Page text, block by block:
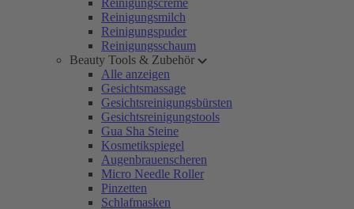
Reinigungscreme
Reinigungsmilch
Reinigungspuder
Reinigungsschaum
Beauty Tools & Zubehör
Alle anzeigen
Gesichtsmassage
Gesichtsreinigungsbürsten
Gesichtsreinigungstools
Gua Sha Steine
Kosmetikspiegel
Augenbrauenscheren
Micro Needle Roller
Pinzetten
Schlafmasken